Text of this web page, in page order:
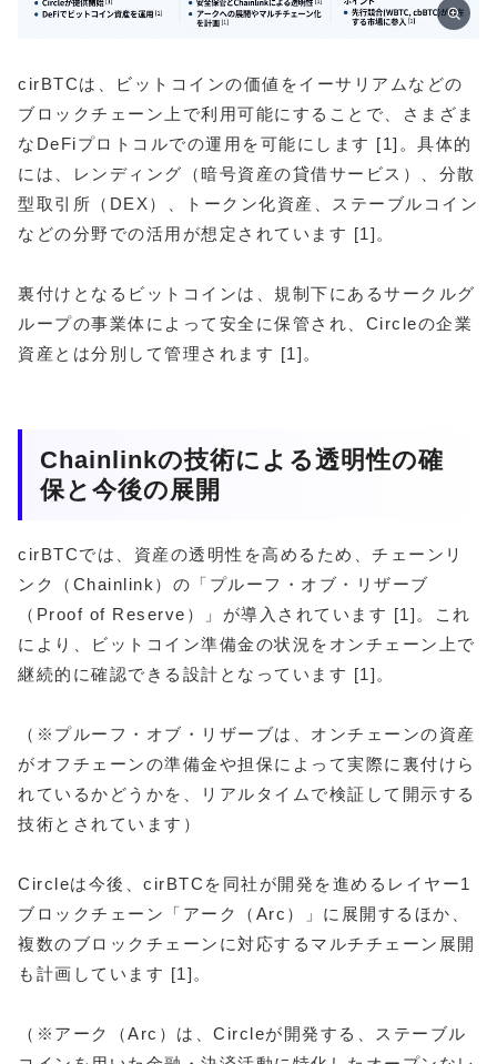
cirBTCは、ビットコインの価値をイーサリアムなどの
ブロックチェーン上で利用可能にすることで、さまざま
なDeFiプロトコルでの運用を可能にします [1]。具体的
には、レンディング（暗号資産の貸借サービス）、分散
型取引所（DEX）、トークン化資産、ステーブルコイン
などの分野での活用が想定されています [1]。
裏付けとなるビットコインは、規制下にあるサークルグ
ループの事業体によって安全に保管され、Circleの企業
資産とは分別して管理されます [1]。
Chainlinkの技術による透明性の確
保と今後の展開
cirBTCでは、資産の透明性を高めるため、チェーンリ
ンク（Chainlink）の「プルーフ・オブ・リザーブ
（Proof of Reserve）」が導入されています [1]。これ
により、ビットコイン準備金の状況をオンチェーン上で
継続的に確認できる設計となっています [1]。
（※プルーフ・オブ・リザーブは、オンチェーンの資産
がオフチェーンの準備金や担保によって実際に裏付けら
れているかどうかを、リアルタイムで検証して開示する
技術とされています）
Circleは今後、cirBTCを同社が開発を進めるレイヤー1
ブロックチェーン「アーク（Arc）」に展開するほか、
複数のブロックチェーンに対応するマルチチェーン展開
も計画しています [1]。
（※アーク（Arc）は、Circleが開発する、ステーブル